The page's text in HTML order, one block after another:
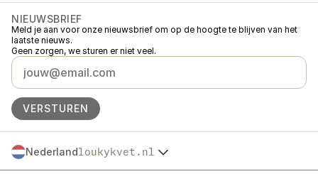
NIEUWSBRIEF
Meld je aan voor onze nieuwsbrief om op de hoogte te blijven van het
laatste nieuws.
Geen zorgen, we sturen er niet veel.
VERSTUREN
Nederlandloukykvet.nl
Česko